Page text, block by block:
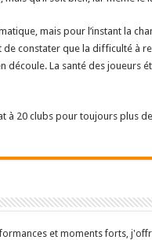
mais pour l’instant la
constater que la difficulté à
La santé des joueurs
20 clubs pour toujours plus
et moments forts,